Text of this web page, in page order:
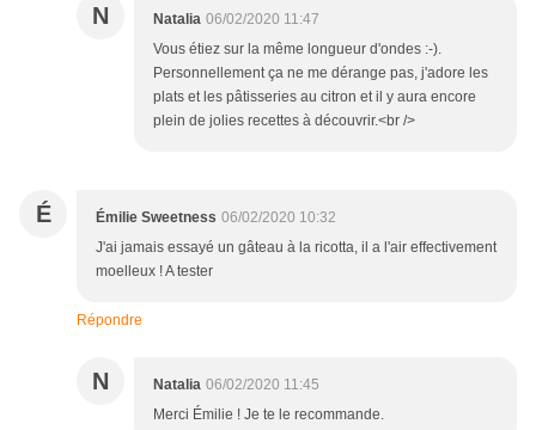
N Natalia 06/02/2020 11:47
Vous étiez sur la même longueur d'ondes :-).
Personnellement ça ne me dérange pas, j'adore les
plats et les pâtisseries au citron et il y aura encore
plein de jolies recettes à découvrir.<br />
É Émilie Sweetness 06/02/2020 10:32
J'ai jamais essayé un gâteau à la ricotta, il a l'air effectivement
moelleux ! A tester
Répondre
N Natalia 06/02/2020 11:45
Merci Émilie ! Je te le recommande.